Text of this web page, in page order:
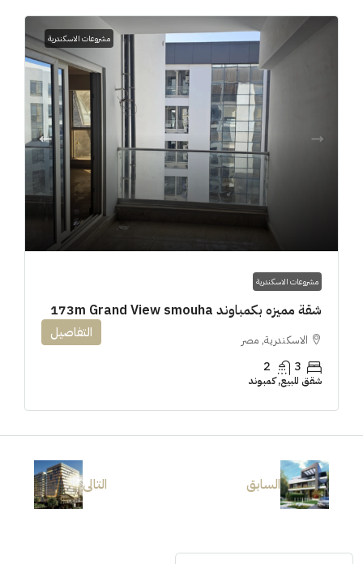
مشروعات الاسكندرية
مشروعات الاسكندرية
شقة مميزه بكمباوند 173m Grand View smouha
الاسكندرية, مصر
3
2
شقق للبيع, كمبوند
التفاصيل
السابق التالى